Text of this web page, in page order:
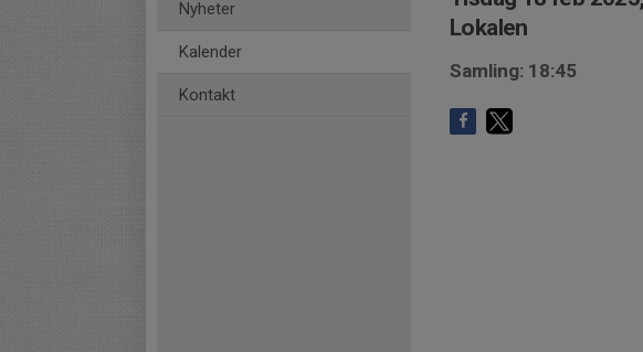
Nyheter
Kalender
Kontakt
Lokalen
Samling: 18:45